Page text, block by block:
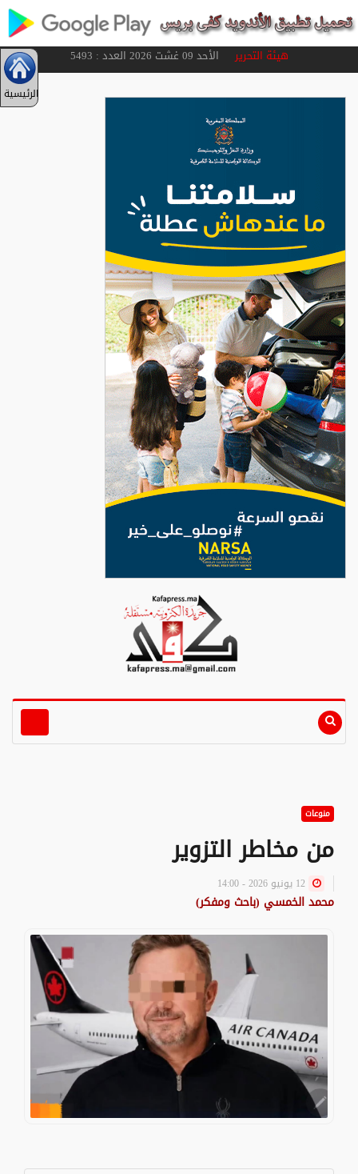
هيئة التحريرالأحد 09 غشت 2026 العدد : 5493
الرئيسية
منوعات
من مخاطر التزوير
محمد الخمسي (باحث ومفكر)